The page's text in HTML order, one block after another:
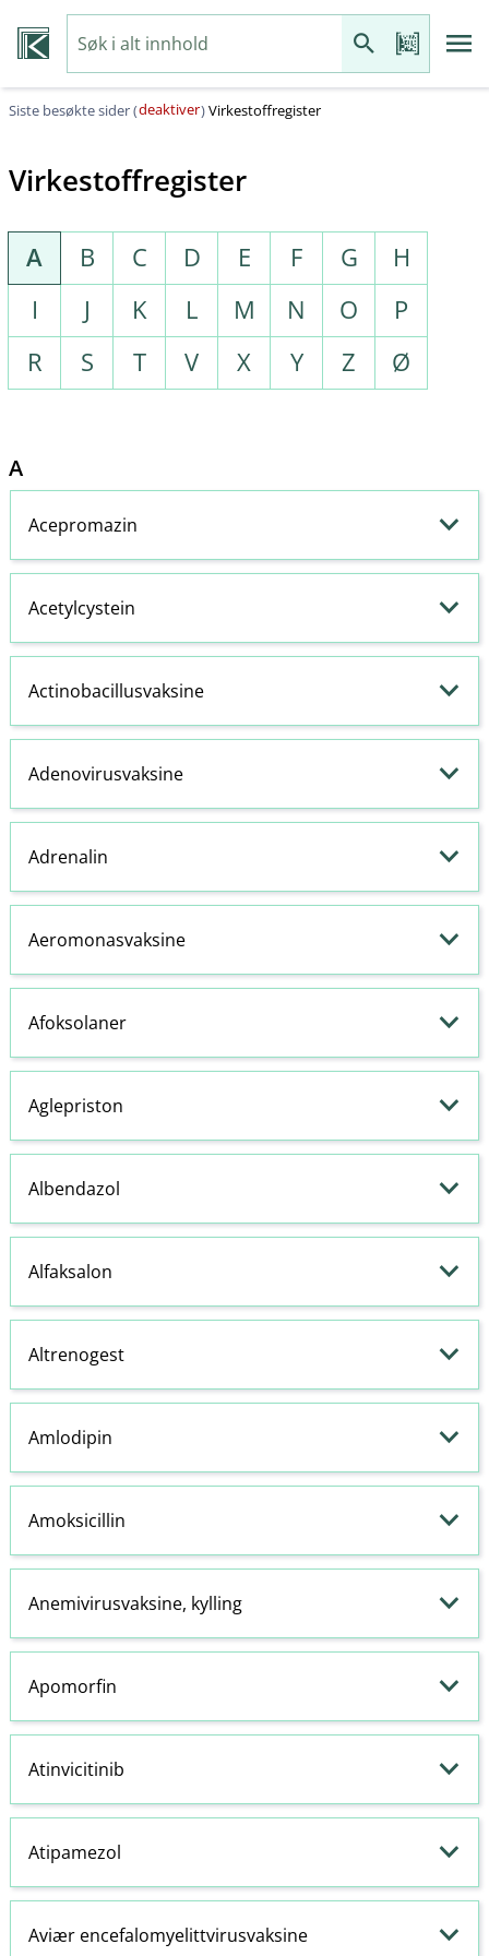
Siste besøkte sider (deaktiver)Virkestoffregister
Virkestoffregister
A B C D E F G
H
I
J K L M N O
P
R
S T V X Y Z Ø
A
Acepromazin
Acetylcystein
Actinobacillusvaksine
Adenovirusvaksine
Adrenalin
Aeromonasvaksine
Afoksolaner
Aglepriston
Albendazol
Alfaksalon
Altrenogest
Amlodipin
Amoksicillin
Anemivirusvaksine, kylling
Apomorfin
Atinvicitinib
Atipamezol
Aviær encefalomyelittvirusvaksine